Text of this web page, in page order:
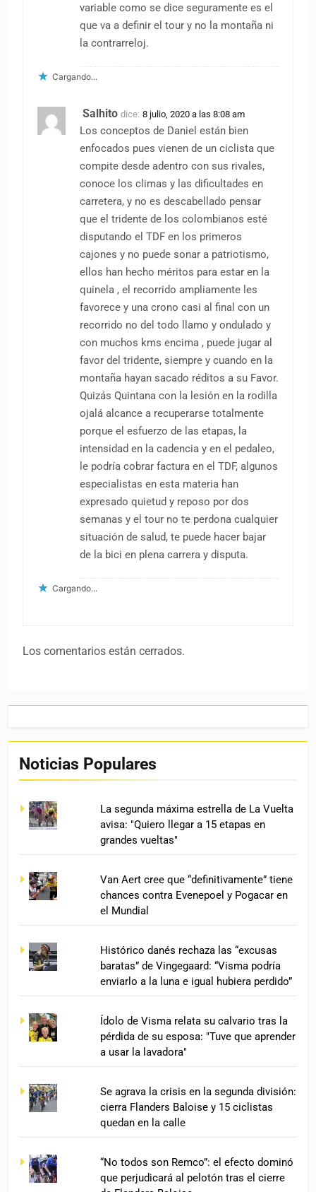
variable como se dice seguramente es el
que va a definir el tour y no la montaña ni
la contrarreloj.
Cargando...
Salhito dice: 8 julio, 2020 a las 8:08 am
Los conceptos de Daniel están bien
enfocados pues vienen de un ciclista que
compite desde adentro con sus rivales,
conoce los climas y las dificultades en
carretera, y no es descabellado pensar
que el tridente de los colombianos esté
disputando el TDF en los primeros
cajones y no puede sonar a patriotismo,
ellos han hecho méritos para estar en la
quinela , el recorrido ampliamente les
favorece y una crono casi al final con un
recorrido no del todo llamo y ondulado y
con muchos kms encima , puede jugar al
favor del tridente, siempre y cuando en la
montaña hayan sacado réditos a su Favor.
Quizás Quintana con la lesión en la rodilla
ojalá alcance a recuperarse totalmente
porque el esfuerzo de las etapas, la
intensidad en la cadencia y en el pedaleo,
le podría cobrar factura en el TDF, algunos
especialistas en esta materia han
expresado quietud y reposo por dos
semanas y el tour no te perdona cualquier
situación de salud, te puede hacer bajar
de la bici en plena carrera y disputa.
Cargando...
Los comentarios están cerrados.
Noticias Populares
La segunda máxima estrella de La Vuelta
avisa: "Quiero llegar a 15 etapas en
grandes vueltas"
Van Aert cree que “definitivamente” tiene
chances contra Evenepoel y Pogacar en
el Mundial
Histórico danés rechaza las “excusas
baratas” de Vingegaard: “Visma podría
enviarlo a la luna e igual hubiera perdido”
Ídolo de Visma relata su calvario tras la
pérdida de su esposa: "Tuve que aprender
a usar la lavadora"
Se agrava la crisis en la segunda división:
cierra Flanders Baloise y 15 ciclistas
quedan en la calle
“No todos son Remco”: el efecto dominó
que perjudicará al pelotón tras el cierre